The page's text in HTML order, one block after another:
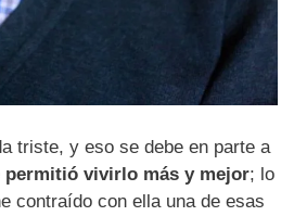
triste, y eso se debe en parte a
permitió vivirlo más y mejor; lo
contraído con ella una de esas